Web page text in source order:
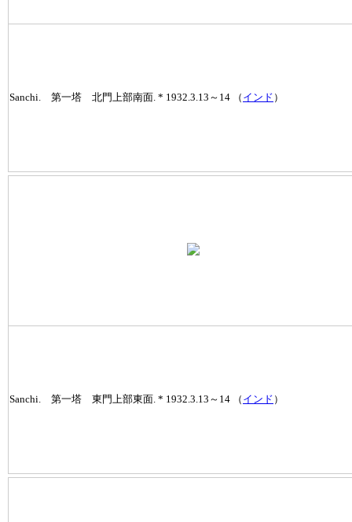
Sanchi. 第一塔 北門上部南面. * 1932.3.13～14 （ インド ）
Sanchi. 第一塔 東門上部東面. * 1932.3.13～14 （ インド ）